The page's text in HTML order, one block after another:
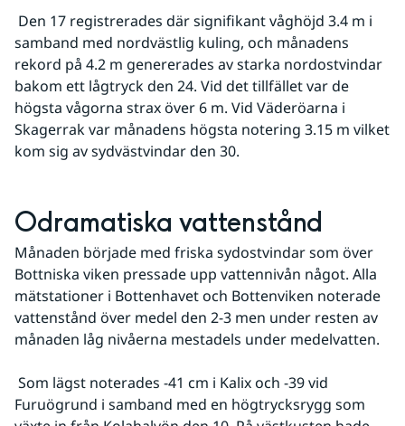
samband med nordvästlig kuling, och månadens
rekord på 4.2 m genererades av starka nordostvindar
bakom ett lågtryck den 24. Vid det tillfället var de
högsta vågorna strax över 6 m. Vid Väderöarna i
Skagerrak var månadens högsta notering 3.15 m vilket
kom sig av sydvästvindar den 30.
Odramatiska vattenstånd
Månaden började med friska sydostvindar som över
Bottniska viken pressade upp vattennivån något. Alla
mätstationer i Bottenhavet och Bottenviken noterade
vattenstånd över medel den 2-3 men under resten av
månaden låg nivåerna mestadels under medelvatten.
Furuögrund i samband med en högtrycksrygg som